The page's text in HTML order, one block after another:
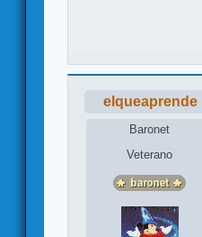
elqueaprende
Baronet
Veterano